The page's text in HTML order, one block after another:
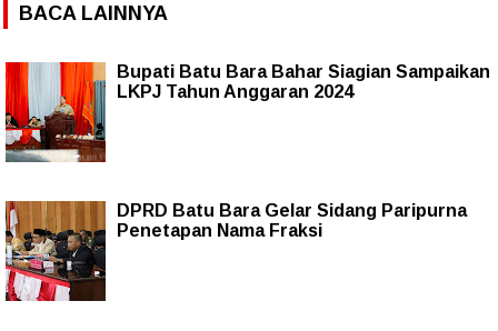
BACA LAINNYA
Bupati Batu Bara Bahar Siagian Sampaikan
LKPJ Tahun Anggaran 2024
DPRD Batu Bara Gelar Sidang Paripurna
Penetapan Nama Fraksi